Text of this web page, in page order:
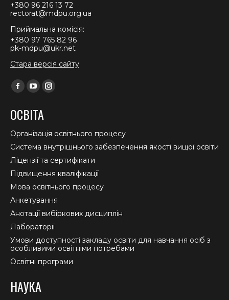
+380 96 216 13 72
rectorat@mdpu.org.ua
Приймальна комісія:
+380 97 765 82 96
pk-mdpu@ukr.net
Стара версія сайту
Find us on:
Facebook
opens
in
new
window
YouTube
opens
in
new
window
Instagram
in
new
window
ОСВІТА
Організація освітнього процесу
Система внутрішнього забезпечення якості вищої освіти
Ліцензії та сертифікати
Підвищення кваліфікації
Мова освітнього процесу
Анкетування
Анотації вибіркових дисциплін
Лабораторії
Умови доступності закладу освіти для навчання осіб з
особливими освітніми потребами
Освітні програми
НАУКА